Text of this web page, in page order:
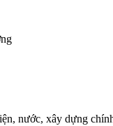
nước, xây dựng